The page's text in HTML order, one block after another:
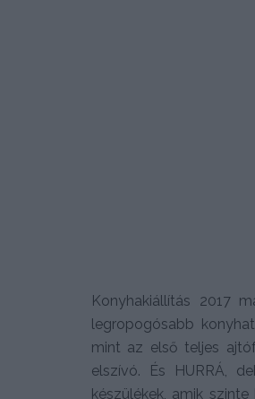
Konyhakiállítás 2017
legropogósabb
mint az első teljes
elszívó. És HURRÁ,
készülékek, amik